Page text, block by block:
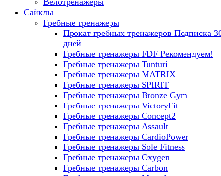
Велотренажеры
Сайклы
Гребные тренажеры
Прокат гребных тренажеров Подписка
дней
Гребные тренажеры FDF Рекомендуем!
Гребные тренажеры Tunturi
Гребные тренажеры MATRIX
Гребные тренажеры SPIRIT
Гребные тренажеры Bronze Gym
Гребные тренажеры VictoryFit
Гребные тренажеры Concept2
Гребные тренажеры Assault
Гребные тренажеры CardioPower
Гребные тренажеры Sole Fitness
Гребные тренажеры Oxygen
Гребные тренажеры Carbon